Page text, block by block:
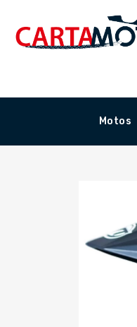
contenido
Motos